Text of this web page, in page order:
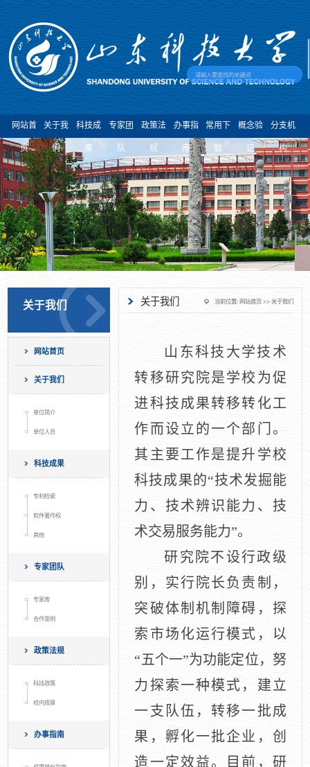
网站首
页
关于我
们
科技成
果
专家团
队
政策法
规
办事指
南
常用下
载
概念验
证
分支机
构
关于我们
网站首页
关于我们
单位简介
单位人员
科技成果
专利检索
软件著作权
其他
专家团队
专家库
合作案例
政策法规
科技政策
校内规章
办事指南
关于我们 当前位置: 网站首页>> 关于我们
山东科技大学技术
转移研究院是学校为促
进科技成果转移转化工
作而设立的一个部门。
其主要工作是提升学校
科技成果的“技术发掘能
力、技术辨识能力、技
术交易服务能力”。
研究院不设行政级
别，实行院长负责制，
突破体制机制障碍，探
索市场化运行模式，以
“五个一”为功能定位，努
力探索一种模式，建立
一支队伍，转移一批成
果，孵化一批企业，创
造一定效益。目前，研